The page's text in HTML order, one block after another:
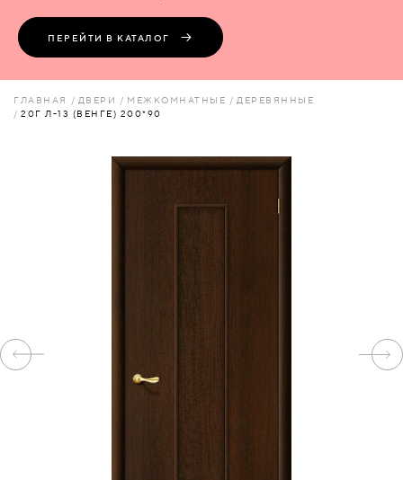
ПЕРЕГОРОДКИ
ПЕРЕЙТИ В КАТАЛОГ
ГЛАВНАЯ ДВЕРИ МЕЖКОМНАТНЫЕ
ДЕРЕВЯННЫЕ
20Г Л-13 (ВЕНГЕ) 200*90